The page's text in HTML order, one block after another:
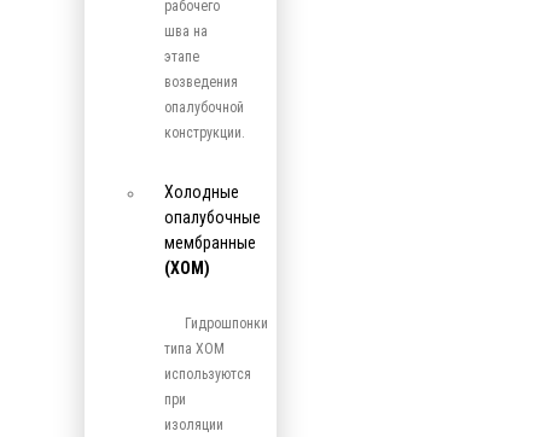
рабочего
шва на
этапе
возведения
опалубочной
конструкции.
Холодные
опалубочные
мембранные
(ХОМ)
Гидрошпонки
типа ХОМ
используются
при
изоляции